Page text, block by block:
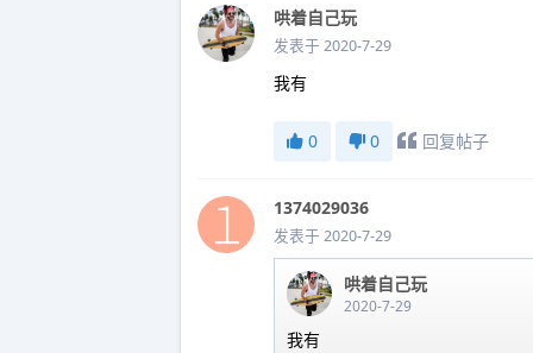
哄着自己玩
发表于 2020-7-29
我有
0 0 回复帖子
1374029036
发表于 2020-7-29
哄着自己玩
2020-7-29
我有